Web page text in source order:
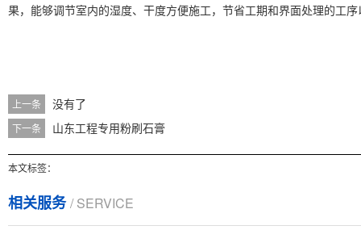
果，能够调节室内的湿度、干度方便施工，节省工期和界面处理的工
上一条 没有了
下一条 山东工程专用粉刷石膏
本文标签：
相关服务/ SERVICE